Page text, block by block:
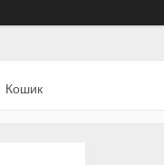
Кошик